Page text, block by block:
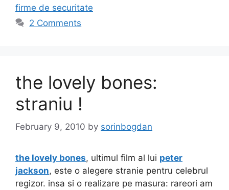
firme de securitate
2 Comments
the lovely bones:
straniu !
February 9, 2010 by sorinbogdan
the lovely bones, ultimul film al lui peter
jackson, este o alegere stranie pentru celebrul
regizor. insa si o realizare pe masura: rareori am